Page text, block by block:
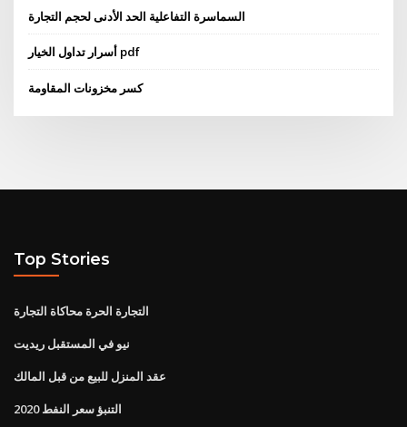
السماسرة التفاعلية الحد الأدنى لحجم التجارة
أسرار تداول الخيار pdf
كسر مخزونات المقاومة
Top Stories
التجارة الحرة محاكاة التجارة
نيو في المستقبل ريديت
عقد المنزل للبيع من قبل المالك
التنبؤ سعر النفط 2020